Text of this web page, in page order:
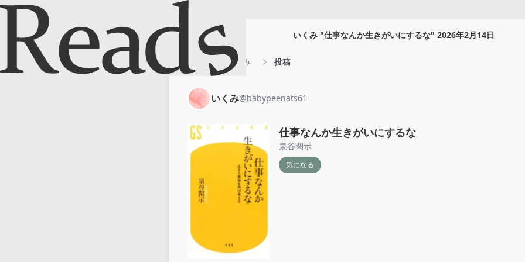
いくみ "仕事なんか生きがいにするな" 2026年2月14日
いくみ 投稿
いくみ@babypeenats61
仕事なんか生きがいにするな
泉谷閑示
気になる